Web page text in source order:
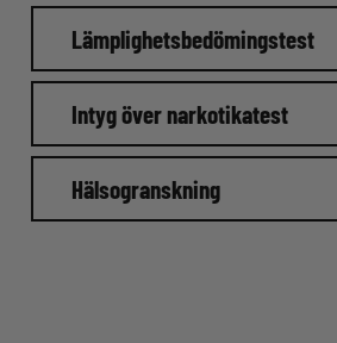
Lämplighetsbedömingstest
Intyg över narkotikatest
Hälsogranskning